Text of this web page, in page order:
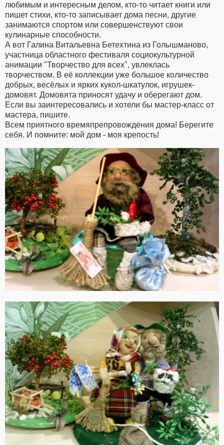
любимым и интересным делом, кто-то читает книги или
пишет стихи, кто-то записывает дома песни, другие
занимаются спортом или совершенствуют свои
кулинарные способности.
А вот Галина Витальевна Бетехтина из Голышманово,
участница областного фестиваля социокультурной
анимации "Творчество для всех", увлеклась
творчеством. В её коллекции уже большое количество
добрых, весёлых и ярких кукол-шкатулок, игрушек-
домовят. Домовята приносят удачу и оберегают дом.
Если вы заинтересовались и хотели бы мастер-класс от
мастера, пишите.
Всем приятного времяпрепровождения дома! Берегите
себя. И помните: мой дом - моя крепость!